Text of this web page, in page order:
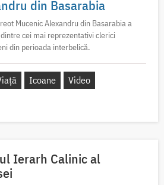
din Basarabia
Mucenic Alexandru din Basarabia a
cei mai reprezentativi clerici
din perioada interbelică.
Icoane
Video
Ierarh Calinic al